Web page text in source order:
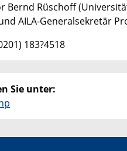
Bernd Rüschoff
AILA-Generalsekretär
183?4518
Sie unter: